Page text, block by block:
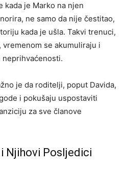
kada je Marko na njen
ne samo da nije čestitao,
kada je ušla. Takvi trenuci,
vremenom se akumuliraju i
neprihvaćenosti.
je da roditelji, poput Davida,
i pokušaju uspostaviti
za sve članove
Njihovi Posljedici